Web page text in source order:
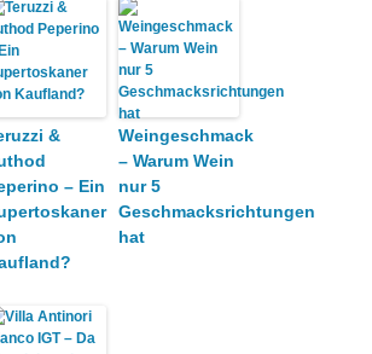
&
– Ein
Weingeschmack
– Warum Wein
nur 5
Geschmacksrichtungen
hat